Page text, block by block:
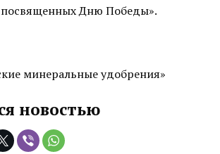
Дню Победы».
минеральные удобрения»
новостью